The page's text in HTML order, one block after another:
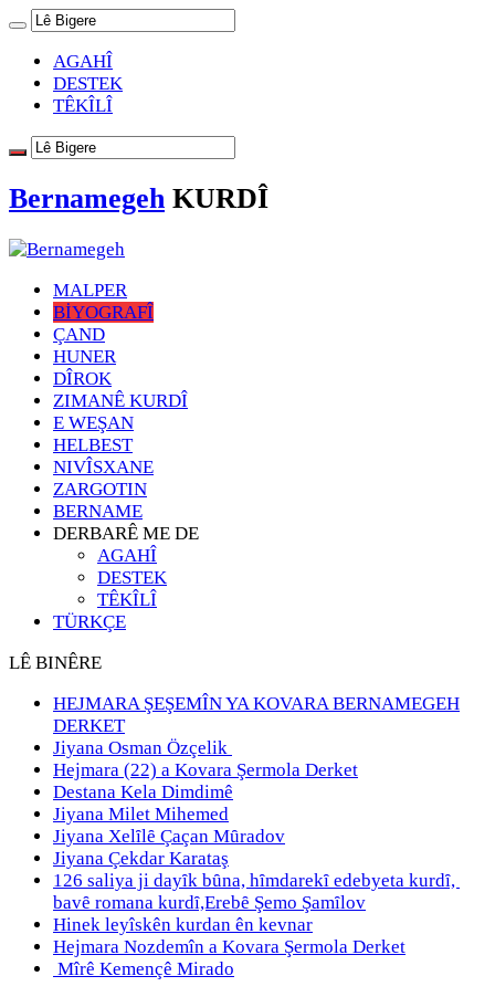
AGAHÎ
DESTEK
TÊKÎLÎ
Bernamegeh KURDÎ
MALPER
BİYOGRAFÎ
ÇAND
HUNER
DÎROK
ZIMANÊ KURDÎ
E WEŞAN
HELBEST
NIVÎSXANE
ZARGOTIN
BERNAME
DERBARÊ ME DE
AGAHÎ
DESTEK
TÊKÎLÎ
TÜRKÇE
LÊ BINÊRE
HEJMARA ŞEŞEMÎN YA KOVARA BERNAMEGEH
DERKET
Jiyana Osman Özçelik
Hejmara (22) a Kovara Şermola Derket
Destana Kela Dimdimê
Jiyana Milet Mihemed
Jiyana Xelȋlȇ Çaçan Mȗradov
Jiyana Çekdar Karataş
126 saliya ji dayȋk bȗna, hȋmdarekȋ edebyeta kurdȋ,
bavȇ romana kurdȋ,Erebȇ Şemo Şamȋlov
Hinek leyîskên kurdan ên kevnar
Hejmara Nozdemîn a Kovara Şermola Derket
Mîrê Kemençê Mirado